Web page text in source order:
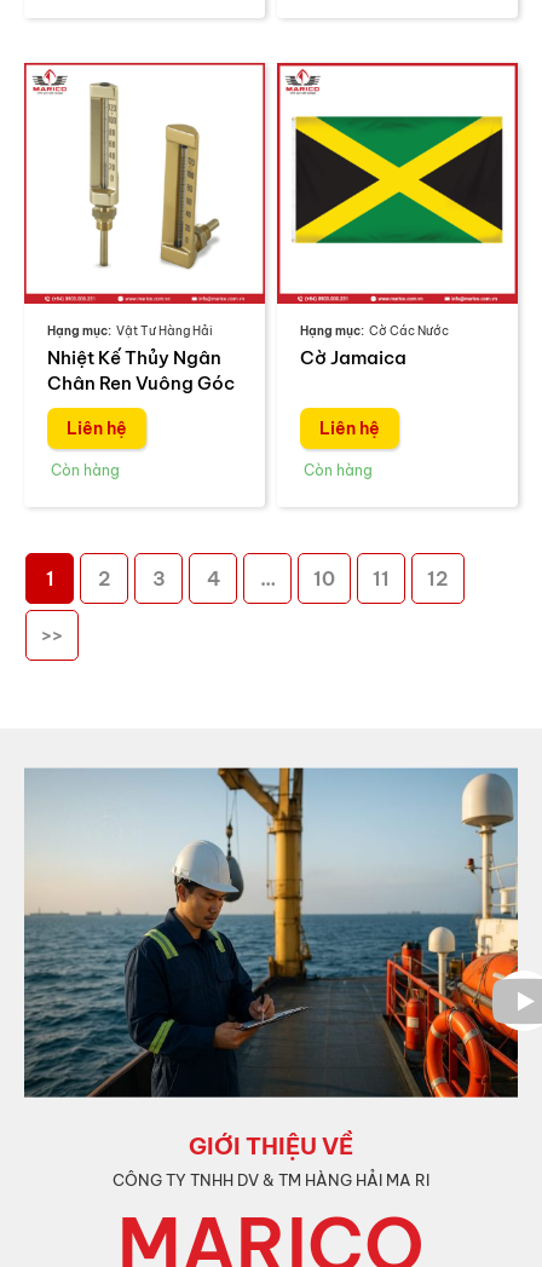
Vật Tư Hàng Hải
Nhiệt Kế Thủy Ngân
Chân Ren Vuông Góc
Liên hệ
Cờ Các Nước
Cờ Jamaica
Liên hệ
1 2 3 4 … 10 11 12
>>
GIỚI THIỆU VỀ
CÔNG TY TNHH DV & TM HÀNG HẢI MA RI
MARICO